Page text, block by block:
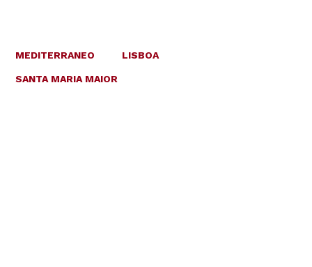
MEDITERRANEO LISBOA
SANTA MARIA MAIOR